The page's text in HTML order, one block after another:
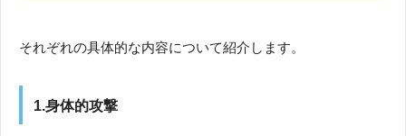
それぞれの具体的な内容について紹介します。
1.身体的攻撃